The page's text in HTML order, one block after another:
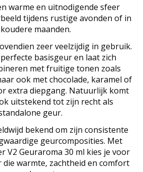
warme en uitnodigende sfeer
tijdens rustige avonden of in
maanden.
zeer veelzijdig in gebruik.
basisgeur en laat zich
met fruitige tonen zoals
ook met chocolade, karamel of
extra diepgang. Natuurlijk komt
uitstekend tot zijn recht als
geur.
bekend om zijn consistente
geurcomposities. Met
V2 Geuraroma 30 ml kies je voor
warmte, zachtheid en comfort